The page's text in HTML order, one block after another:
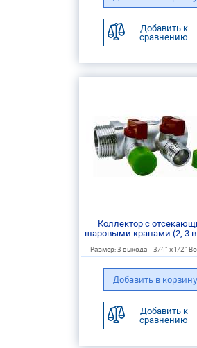
Добавить к
сравнению
Коллектор с
шаровыми кранами (2, 3
Размер: 3 выхода - 3/4" х 1/2"
Добавить к
сравнению